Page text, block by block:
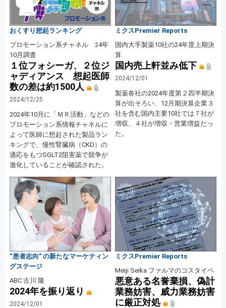
おくすり想起ランキング
プロモーション系チャネル 24年
10月調査
１位フォシーガ、２位ジ
ャディアンス 想起医師
数の差は約1500人
2024/12/25
2024年10月に「ＭＲ活動」などの
プロモーション系情報チャネルに
よって医師に想起された製品ラン
キングで、慢性腎臓病（CKD）の
適応をもつSGLT2阻害薬で競争が
激化していることが確認された。
ミクスPremier Reports
国内大手製薬10社の24年度上期決
算
国内売上軒並み低下
2024/12/01
製薬各社の2024年度第２四半期決
算が出そろい、12月期決算企業３
社を含む国内主要10社では７社が
増収、４社が増収・営業増益だっ
た。
“患者志向” の新たなマーケティン
グステージ
ABC 古川 隆
2024年を振り返り
2024/12/01
ミクスPremier Reports
Meiji Seika ファルマのコスタイベ
悪意ある名誉棄損、偽計
業務妨害、威力業務妨害
に厳正対処